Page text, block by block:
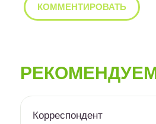
Корреспондент